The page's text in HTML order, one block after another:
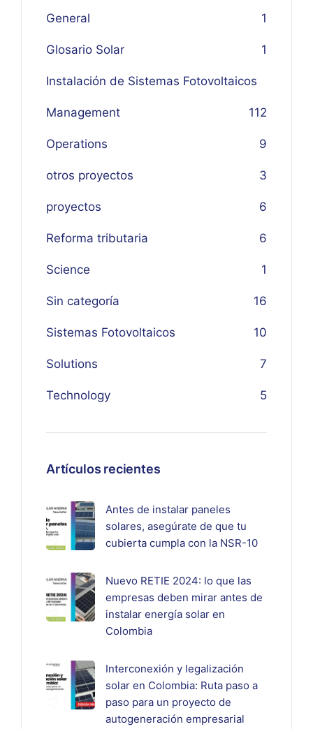
General 1
Glosario Solar 1
Instalación de Sistemas Fotovoltaicos
12
Management 1
Operations 9
otros proyectos 3
proyectos 6
Reforma tributaria 6
Science 1
Sin categoría 16
Sistemas Fotovoltaicos 10
Solutions 7
Technology 5
Artículos recientes
Antes de instalar paneles
solares, asegúrate de que tu
cubierta cumpla con la NSR-10
Nuevo RETIE 2024: lo que las
empresas deben mirar antes de
instalar energía solar en
Colombia
Interconexión y legalización
solar en Colombia: Ruta paso a
paso para un proyecto de
autogeneración empresarial